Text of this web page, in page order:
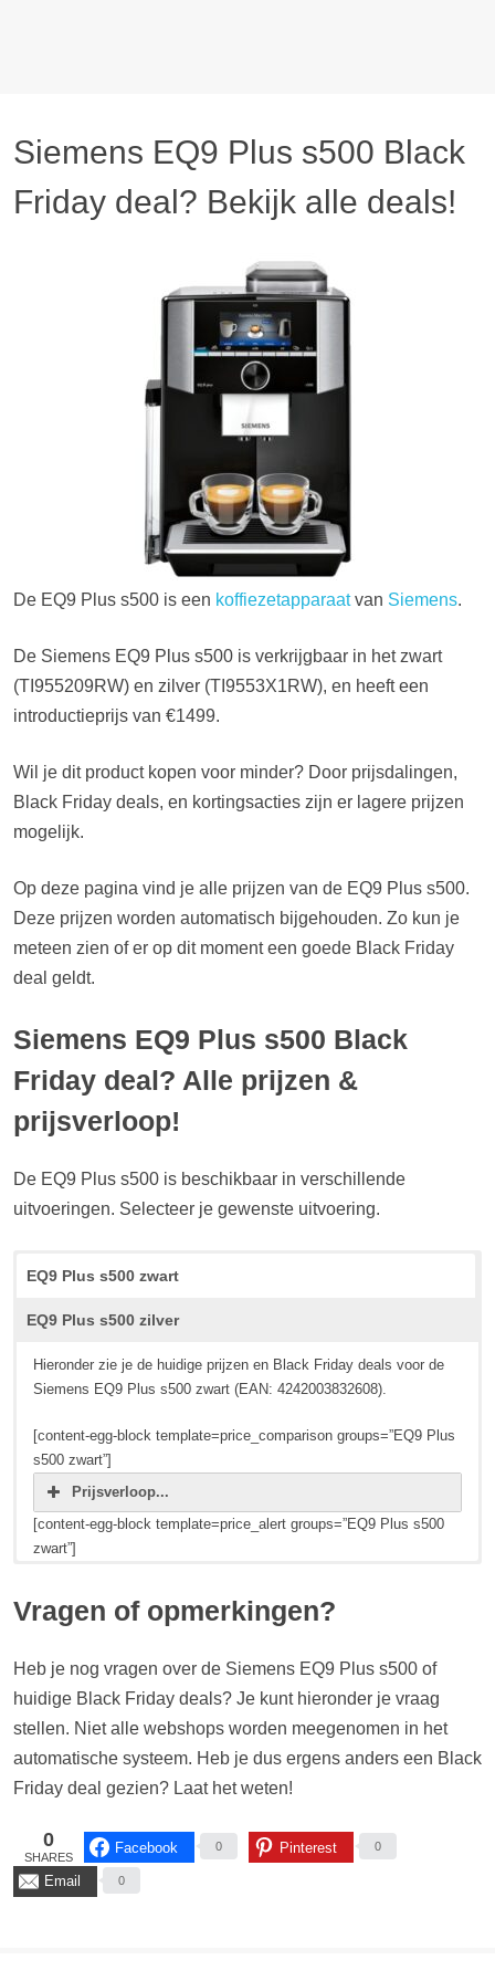
Siemens EQ9 Plus s500 Black
Friday deal? Bekijk alle deals!
De EQ9 Plus s500 is een koffiezetapparaatvan Siemens.
De Siemens EQ9 Plus s500 is verkrijgbaar in het zwart
(TI955209RW) en zilver (TI9553X1RW), en heeft een
introductieprijs van €1499.
Wil je dit product kopen voor minder? Door prijsdalingen,
Black Friday deals, en kortingsacties zijn er lagere prijzen
mogelijk.
Op deze pagina vind je alle prijzen van de EQ9 Plus s500.
Deze prijzen worden automatisch bijgehouden. Zo kun je
meteen zien of er op dit moment een goede Black Friday
deal geldt.
Siemens EQ9 Plus s500 Black
Friday deal? Alle prijzen &
prijsverloop!
De EQ9 Plus s500 is beschikbaar in verschillende
uitvoeringen. Selecteer je gewenste uitvoering.
EQ9 Plus s500 zwart
EQ9 Plus s500 zilver
Hieronder zie je de huidige prijzen en Black Friday deals voor de
Siemens EQ9 Plus s500 zwart (EAN: 4242003832608).
[content-egg-block template=price_comparison groups=”EQ9 Plus
s500 zwart”]
Prijsverloop...
[content-egg-block template=price_alert groups=”EQ9 Plus s500
zwart”]
s500 zilver”]
Prijsverloop...
[content-egg-block template=price_alert groups=”EQ9 Plus s500
zilver”]
Vragen of opmerkingen?
Heb je nog vragen over de Siemens EQ9 Plus s500 of
huidige Black Friday deals? Je kunt hieronder je vraag
stellen. Niet alle webshops worden meegenomen in het
automatische systeem. Heb je dus ergens anders een Black
Friday deal gezien? Laat het weten!
0
SHARES
Facebook 0 Pinterest 0
Email 0